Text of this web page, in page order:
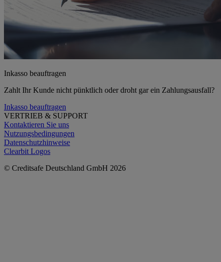
Inkasso beauftragen
Zahlt Ihr Kunde nicht pünktlich oder droht gar ein Zahlungsausfall?
Inkasso beauftragen
VERTRIEB & SUPPORT
Kontaktieren Sie uns
Nutzungsbedingungen
Datenschutzhinweise
Clearbit Logos
© Creditsafe Deutschland GmbH 2026